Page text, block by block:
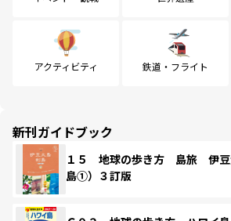
アクティビティ 鉄道・フライト
新刊ガイドブック
１５ 地球の歩き方 島旅 伊
島①）３訂版